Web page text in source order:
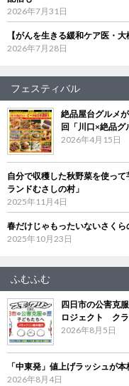
2026年7月31日
【がんを生きる緩和ケア医・
2026年7月28日
フェスティバル
絶品屋台グルメ
回「川口×絶品
2026年4月15日
自分で収穫した秋野菜を使っ
ランドむさしの村」
2025年11月4日
春だけじゃもったいないさく
2025年10月23日
ふむふむ
四日市の公害克
ロジェクト クラ
2026年8月5日
「中東発」値上げラッシュが
2026年8月4日